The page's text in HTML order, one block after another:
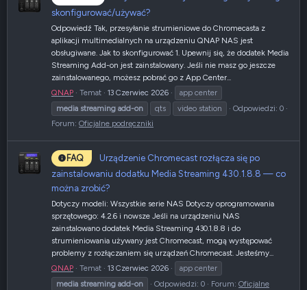
skonfigurować/używać?
Odpowiedź Tak, przesyłanie strumieniowe do Chromecasta z
aplikacji multimedialnych na urządzeniu QNAP NAS jest
obsługiwane. Jak to skonfigurować 1. Upewnij się, że dodatek Media
Streaming Add-on jest zainstalowany. Jeśli nie masz go jeszcze
zainstalowanego, możesz pobrać go z App Center...
QNAP
Temat 13 Czerwiec 2026
app center
media streaming add-on qts video station
Odpowiedzi: 0
Forum: Oficjalne podręczniki
FAQ
Urządzenie Chromecast rozłącza się po
zainstalowaniu dodatku Media Streaming 430.1.8.8 — co
można zrobić?
Dotyczy modeli: Wszystkie serie NAS Dotyczy oprogramowania
sprzętowego: 4.2.6 i nowsze Jeśli na urządzeniu NAS
zainstalowano dodatek Media Streaming 430.1.8.8 i do
strumieniowania używany jest Chromecast, mogą występować
problemy z rozłączaniem się urządzeń Chromecast. Jesteśmy...
QNAP
Temat 13 Czerwiec 2026
app center
media streaming add-on Odpowiedzi: 0 Forum: Oficjalne